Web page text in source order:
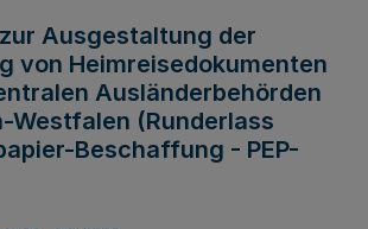
Ausgestaltung der
von Heimreisedokumenten
Ausländerbehörden
Westfalen (Runderlass
Beschaffung - PEP-